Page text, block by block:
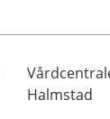
Halmstad